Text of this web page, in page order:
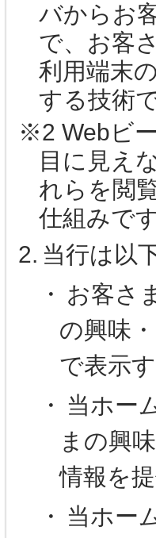
バからお
で、お客
利用端末
する技術
※2 Webビ
目に見え
れらを閲
仕組みです
2. 当行は以
・ お客さ
の興味
で表示
・
当ホー
まの興
情報を
・
当ホー